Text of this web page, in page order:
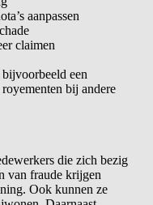
aanpassen
claimen
een
bij andere
die zich bezig
van fraude krijgen
Ook kunnen ze